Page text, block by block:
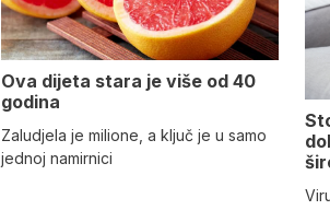
Ova dijeta stara je više od 40
godina
Zaludjela je milione, a ključ je u samo
jednoj namirnici